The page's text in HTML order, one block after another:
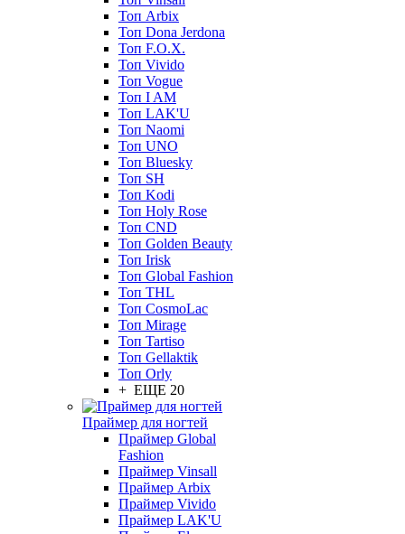
Топ Arbix
Топ Dona Jerdona
Топ F.O.X.
Топ Vivido
Топ Vogue
Топ I AM
Топ LAK'U
Топ Naomi
Топ UNO
Топ Bluesky
Топ SH
Топ Kodi
Топ Holy Rose
Топ CND
Топ Golden Beauty
Топ Irisk
Топ Global Fashion
Топ THL
Топ CosmoLac
Топ Mirage
Топ Tartiso
Топ Gellaktik
Топ Orly
+ ЕЩЕ 20
Праймер для ногтей
Праймер Global
Fashion
Праймер Vinsall
Праймер Arbix
Праймер Vivido
Праймер LAK'U